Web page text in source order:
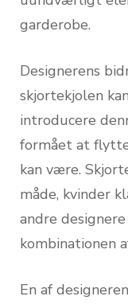
garderobe.
Designerens
skjortekjolen
introducere
formået at
kan være.
måde, kvinder
andre
kombinationen
En af